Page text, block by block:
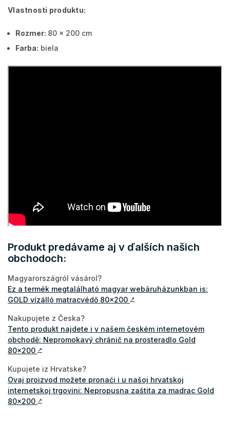
Vlastnosti produktu:
Rozmer: 80 x 200 cm
Farba: biela
Produkt predávame aj v ďalších našich
obchodoch:
Magyarországról vásárol?
Ez a termék megtalálható magyar webáruházunkban is:
GOLD vízálló matracvédő 80x200 ↗
Nakupujete z Česka?
Tento produkt najdete i v našem českém internetovém
obchodě: Nepromokavý chránič na prosteradlo Gold
80x200 ↗
Kupujete iz Hrvatske?
Ovaj proizvod možete pronaći i u našoj hrvatskoj
internetskoj trgovini: Nepropusna zaštita za madrac Gold
80x200 ↗